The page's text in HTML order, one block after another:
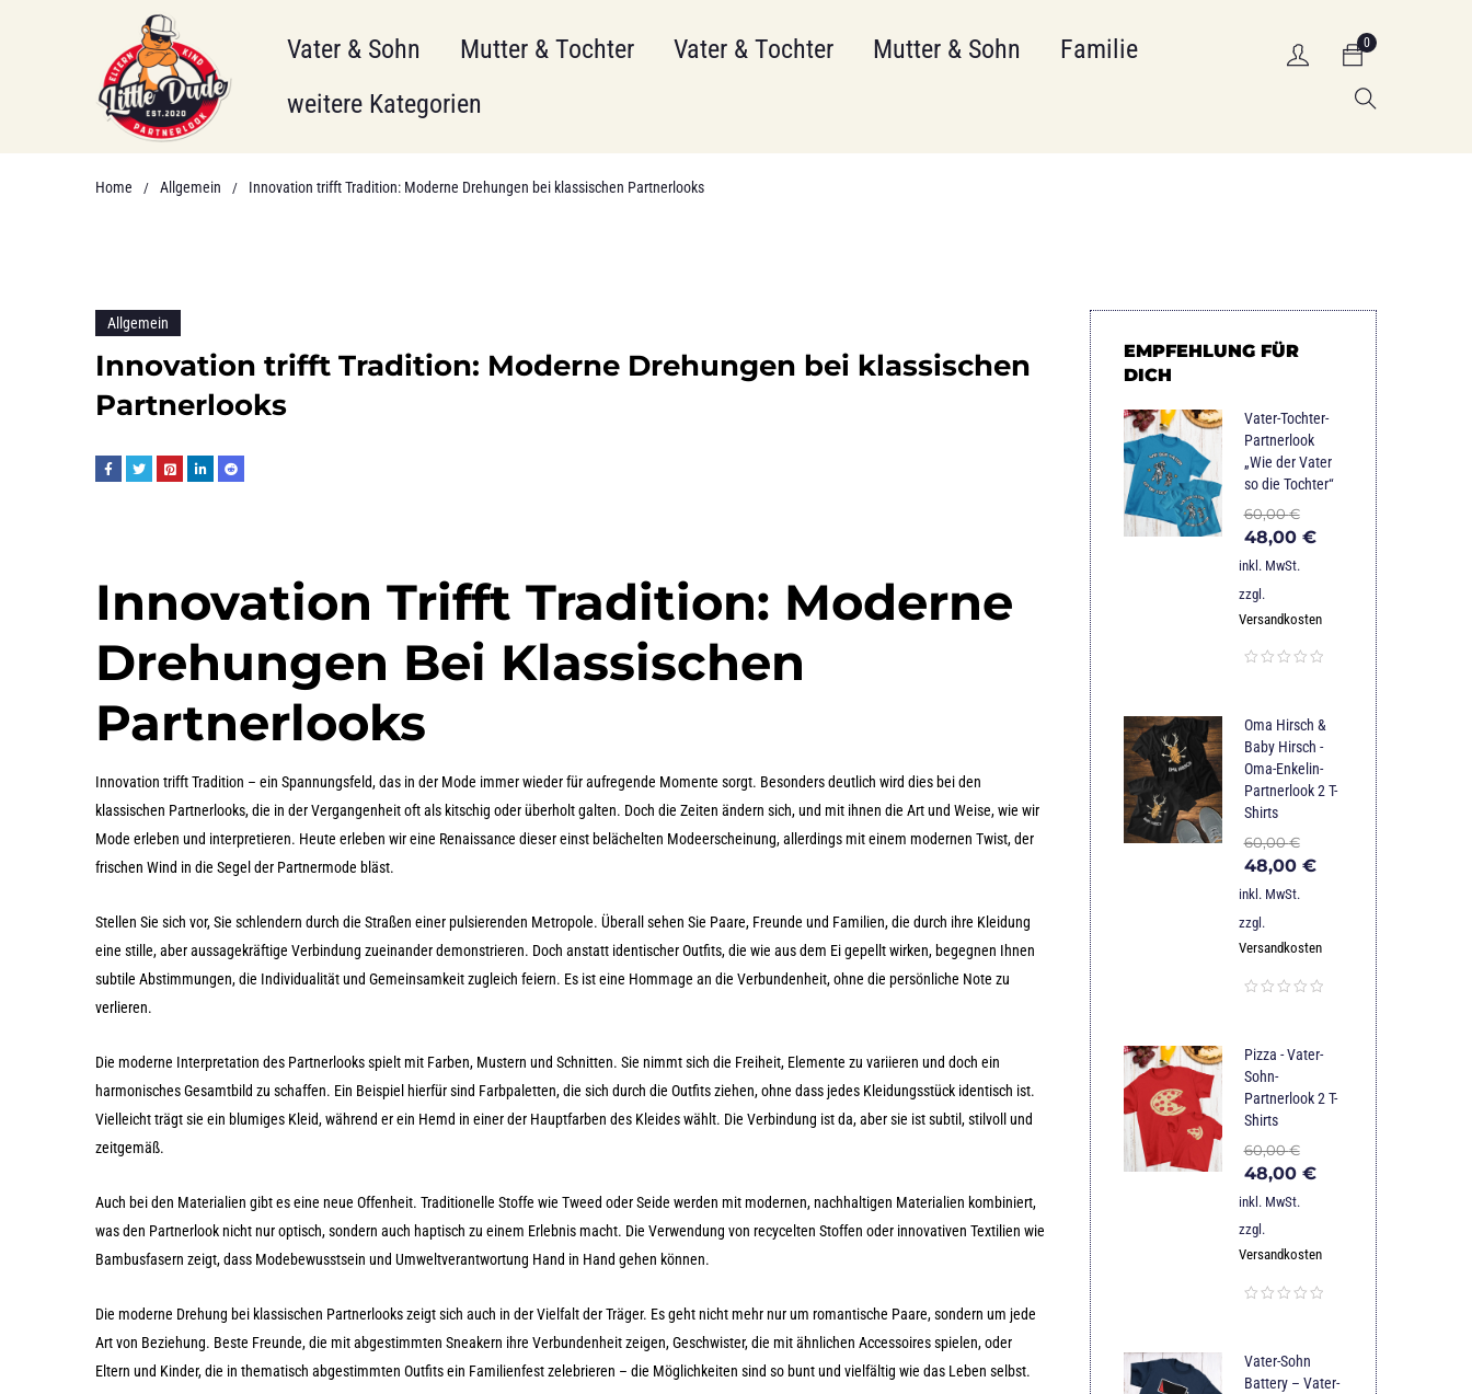
Vater & Sohn Mutter & Tochter Vater & Tochter Mutter & Sohn
Familie
weitere Kategorien
0
Home / Allgemein / Innovation trifft Tradition: Moderne Drehungen bei klassischen Partnerlooks
Allgemein
Innovation trifft Tradition: Moderne Drehungen bei klassischen
Partnerlooks
Innovation Trifft Tradition: Moderne
Drehungen Bei Klassischen
Partnerlooks
Innovation trifft Tradition – ein Spannungsfeld, das in der Mode immer wieder für aufregende Momente sorgt. Besonders deutlich wird dies bei den
klassischen Partnerlooks, die in der Vergangenheit oft als kitschig oder überholt galten. Doch die Zeiten ändern sich, und mit ihnen die Art und Weise, wie wir
Mode erleben und interpretieren. Heute erleben wir eine Renaissance dieser einst belächelten Modeerscheinung, allerdings mit einem modernen Twist, der
frischen Wind in die Segel der Partnermode bläst.
Stellen Sie sich vor, Sie schlendern durch die Straßen einer pulsierenden Metropole. Überall sehen Sie Paare, Freunde und Familien, die durch ihre Kleidung
eine stille, aber aussagekräftige Verbindung zueinander demonstrieren. Doch anstatt identischer Outfits, die wie aus dem Ei gepellt wirken, begegnen Ihnen
subtile Abstimmungen, die Individualität und Gemeinsamkeit zugleich feiern. Es ist eine Hommage an die Verbundenheit, ohne die persönliche Note zu
verlieren.
Die moderne Interpretation des Partnerlooks spielt mit Farben, Mustern und Schnitten. Sie nimmt sich die Freiheit, Elemente zu variieren und doch ein
harmonisches Gesamtbild zu schaffen. Ein Beispiel hierfür sind Farbpaletten, die sich durch die Outfits ziehen, ohne dass jedes Kleidungsstück identisch ist.
Vielleicht trägt sie ein blumiges Kleid, während er ein Hemd in einer der Hauptfarben des Kleides wählt. Die Verbindung ist da, aber sie ist subtil, stilvoll und
zeitgemäß.
Auch bei den Materialien gibt es eine neue Offenheit. Traditionelle Stoffe wie Tweed oder Seide werden mit modernen, nachhaltigen Materialien kombiniert,
was den Partnerlook nicht nur optisch, sondern auch haptisch zu einem Erlebnis macht. Die Verwendung von recycelten Stoffen oder innovativen Textilien wie
Bambusfasern zeigt, dass Modebewusstsein und Umweltverantwortung Hand in Hand gehen können.
Die moderne Drehung bei klassischen Partnerlooks zeigt sich auch in der Vielfalt der Träger. Es geht nicht mehr nur um romantische Paare, sondern um jede
Art von Beziehung. Beste Freunde, die mit abgestimmten Sneakern ihre Verbundenheit zeigen, Geschwister, die mit ähnlichen Accessoires spielen, oder
Eltern und Kinder, die in thematisch abgestimmten Outfits ein Familienfest zelebrieren – die Möglichkeiten sind so bunt und vielfältig wie das Leben selbst.
EMPFEHLUNG FÜR
DICH
Vater-Tochter-
Partnerlook
„Wie der Vater
so die Tochter“
60,00€
48,00 €
inkl. MwSt.
zzgl.
Versandkosten
Oma Hirsch &
Baby Hirsch -
Oma-Enkelin-
Partnerlook 2 T-
Shirts
60,00€
48,00 €
inkl. MwSt.
zzgl.
Versandkosten
Pizza - Vater-
Sohn-
Partnerlook 2 T-
Shirts
60,00€
48,00 €
inkl. MwSt.
zzgl.
Versandkosten
Vater-Sohn
Battery – Vater-